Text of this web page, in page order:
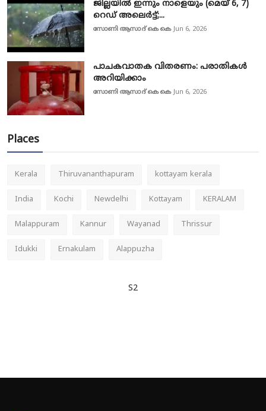
ജില്ലയിൽ ഇന്നും നാളെയും (മെയ് 6, 7)
റെഡ് അലെർട്ട്;...
സോണി ആസാദ് കെ കെ Jun 6, 2026
പാചകവാതക വിതരണം: പരാതികൾ
അറിയിക്കാം
സോണി ആസാദ് കെ കെ Jun 6, 2026
Places
Kerala Thiruvananthapuram kottayam kerala
India Kochi Newdelhi Kottayam KERALAM
Malappuram Kannur Wayanad Thrissur
Idukki Ernakulam Alappuzha
S2